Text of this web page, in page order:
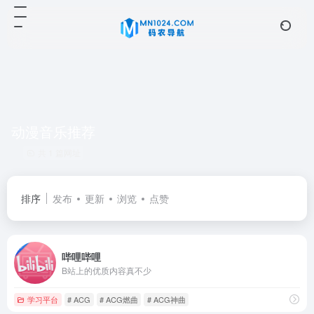
排序 发布 更新 浏览 点赞
哔哩哔哩
B站上的优质内容真不少
学习平台 # ACG # ACG燃曲 # ACG神曲